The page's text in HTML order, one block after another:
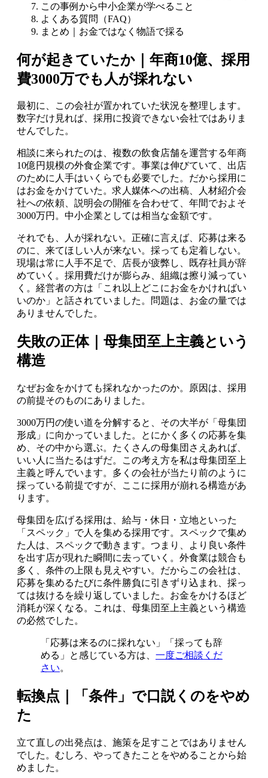
この事例から中小企業が学べること
よくある質問（FAQ）
まとめ｜お金ではなく物語で採る
何が起きていたか｜年商10億、採用
費3000万でも人が採れない
最初に、この会社が置かれていた状況を整理します。
数字だけ見れば、採用に投資できない会社ではありま
せんでした。
相談に来られたのは、複数の飲食店舗を運営する年商
10億円規模の外食企業です。事業は伸びていて、出店
のために人手はいくらでも必要でした。だから採用に
はお金をかけていた。求人媒体への出稿、人材紹介会
社への依頼、説明会の開催を合わせて、年間でおよそ
3000万円。中小企業としては相当な金額です。
それでも、人が採れない。正確に言えば、応募は来る
のに、来てほしい人が来ない。採っても定着しない。
現場は常に人手不足で、店長が疲弊し、既存社員が辞
めていく。採用費だけが膨らみ、組織は擦り減ってい
く。経営者の方は「これ以上どこにお金をかければい
いのか」と話されていました。問題は、お金の量では
ありませんでした。
失敗の正体｜母集団至上主義という
構造
なぜお金をかけても採れなかったのか。原因は、採用
の前提そのものにありました。
3000万円の使い道を分解すると、その大半が「母集団
形成」に向かっていました。とにかく多くの応募を集
め、その中から選ぶ。たくさんの母集団さえあれば、
いい人に当たるはずだ。この考え方を私は母集団至上
主義と呼んでいます。多くの会社が当たり前のように
採っている前提ですが、ここに採用が崩れる構造があ
ります。
母集団を広げる採用は、給与・休日・立地といった
「スペック」で人を集める採用です。スペックで集め
た人は、スペックで動きます。つまり、より良い条件
を出す店が現れた瞬間に去っていく。外食業は競合も
多く、条件の上限も見えやすい。だからこの会社は、
応募を集めるたびに条件勝負に引きずり込まれ、採っ
ては抜けるを繰り返していました。お金をかけるほど
消耗が深くなる。これは、母集団至上主義という構造
の必然でした。
「応募は来るのに採れない」「採っても辞
める」と感じている方は、 一度ご相談くだ
さい。
転換点｜「条件」で口説くのをやめ
た
立て直しの出発点は、施策を足すことではありません
でした。むしろ、やってきたことをやめることから始
めました。